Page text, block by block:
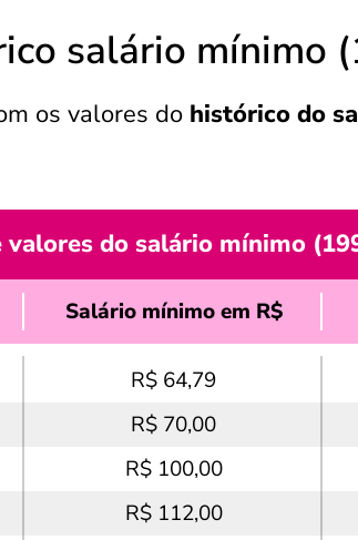
salário mínimo
os valores do histórico do
valores do salário mínimo
Salário mínimo em R$
R$ 64,79
R$ 70,00
R$ 100,00
R$ 112,00